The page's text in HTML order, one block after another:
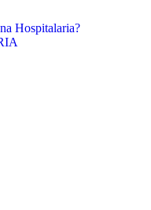
Hospitalaria?